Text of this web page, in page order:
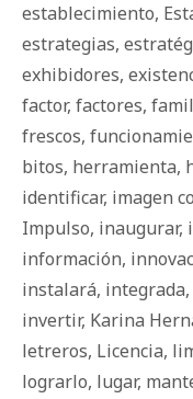
establecimiento,
estrategias,
exhibidores,
factor, factores,
frescos,
bi­tos, herramienta,
identificar, imagen
Impulso, inaugurar,
información,
instalará, integrada,
invertir, Karina
letreros, Licencia,
lograrlo, lugar,